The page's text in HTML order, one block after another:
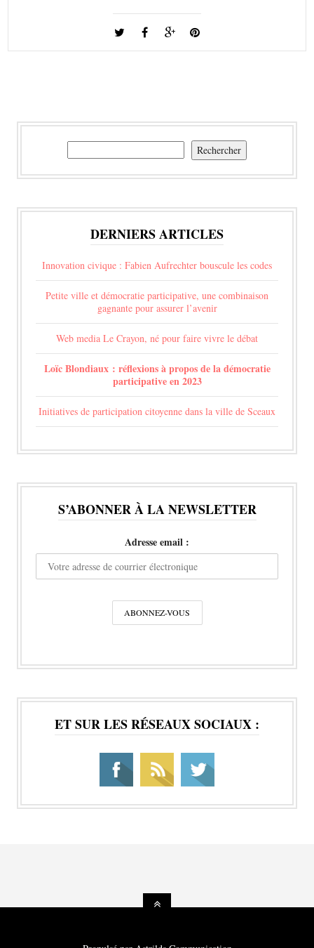
Rechercher
DERNIERS ARTICLES
Innovation civique : Fabien Aufrechter bouscule les codes
Petite ville et démocratie participative, une combinaison
gagnante pour assurer l’avenir
Web media Le Crayon, né pour faire vivre le débat
Loïc Blondiaux : réflexions à propos de la démocratie
participative en 2023
Initiatives de participation citoyenne dans la ville de Sceaux
S’ABONNER À LA NEWSLETTER
Adresse email :
ET SUR LES RÉSEAUX SOCIAUX :